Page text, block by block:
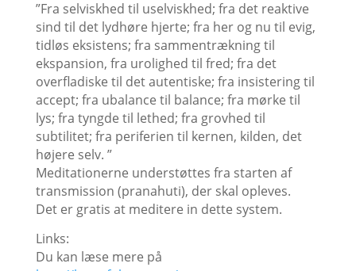
”Fra selviskhed til uselviskhed; fra det reaktive
sind til det lydhøre hjerte; fra her og nu til evig,
tidløs eksistens; fra sammentrækning til
ekspansion, fra urolighed til fred; fra det
overfladiske til det autentiske; fra insistering til
accept; fra ubalance til balance; fra mørke til
lys; fra tyngde til lethed; fra grovhed til
subtilitet; fra periferien til kernen, kilden, det
højere selv. ”
Meditationerne understøttes fra starten af
transmission (pranahuti), der skal opleves.
Det er gratis at meditere in dette system.
Links:
Du kan læse mere på